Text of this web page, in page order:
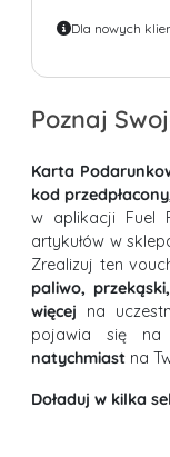
Dla nowych
Poznaj
Karta
kod przedpłacony
w aplikacji Fuel
artykułów w
Zrealizuj ten
paliwo,
więcej na
pojawia się na
natychmiast na
Doładuj w kilka